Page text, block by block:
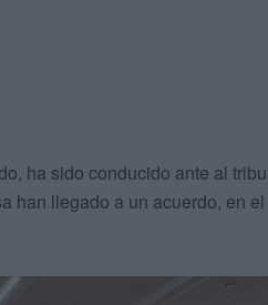
ha sido conducido ante al
han llegado a un acuerdo, en